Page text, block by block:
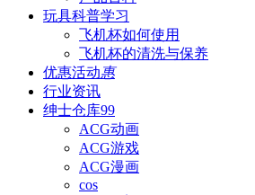
玩具科普学习
飞机杯如何使用
飞机杯的清洗与保养
优惠活动惠
行业资讯
绅士仓库99
ACG动画
ACG游戏
ACG漫画
cos